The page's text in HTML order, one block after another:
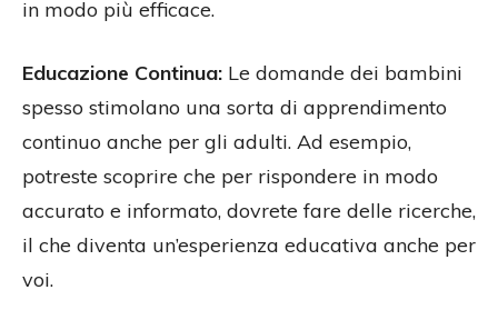
in modo più efficace.
Educazione Continua: Le domande dei bambini
spesso stimolano una sorta di apprendimento
continuo anche per gli adulti. Ad esempio,
potreste scoprire che per rispondere in modo
accurato e informato, dovrete fare delle ricerche,
il che diventa un’esperienza educativa anche per
voi.